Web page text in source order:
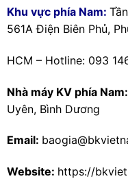
Khu vực phía Nam:
561A Điện Biên Phủ,
HCM – Hotline: 093
Nhà máy KV phía Nam:
Uyên, Bình Dương
Email:
Website: https://